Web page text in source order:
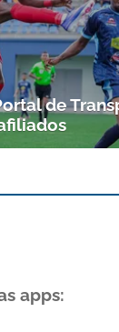
a
de
apps: